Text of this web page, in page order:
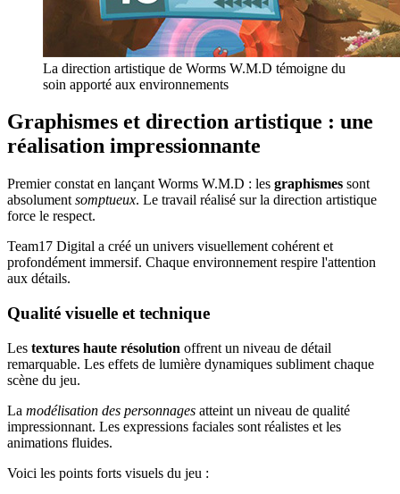
La direction artistique de Worms W.M.D témoigne du
soin apporté aux environnements
Graphismes et direction artistique : une
réalisation impressionnante
Premier constat en lançant Worms W.M.D : les graphismes sont
absolument somptueux. Le travail réalisé sur la direction artistique
force le respect.
Team17 Digital a créé un univers visuellement cohérent et
profondément immersif. Chaque environnement respire l'attention
aux détails.
Qualité visuelle et technique
Les textures haute résolution offrent un niveau de détail
remarquable. Les effets de lumière dynamiques subliment chaque
scène du jeu.
La modélisation des personnages atteint un niveau de qualité
impressionnant. Les expressions faciales sont réalistes et les
animations fluides.
Voici les points forts visuels du jeu :